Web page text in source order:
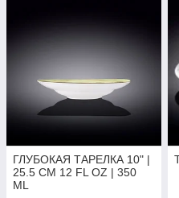
ГЛУБОКАЯ ТАРЕЛКА 10" |
25.5 CM 12 FL OZ | 350
ML